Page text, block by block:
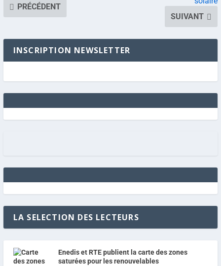
PRÉCÉDENT
SUIVANT
INSCRIPTION NEWSLETTER
LA SELECTION DES LECTEURS
Enedis et RTE publient la carte des zones
saturées pour les renouvelables